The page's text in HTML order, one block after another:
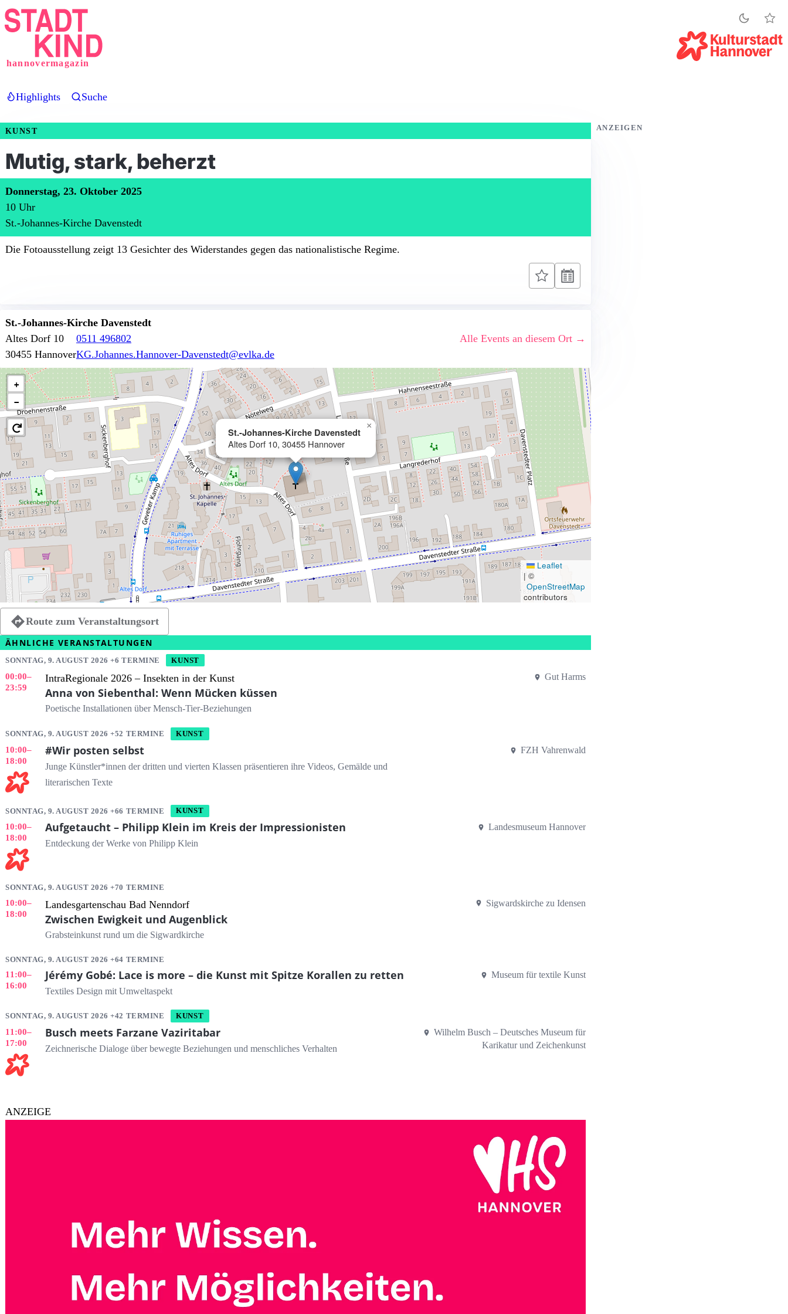
Direkt
zum
hannovermagazin
Highlights Suche
KUNST
Mutig, stark, beherzt
Donnerstag, 23. Oktober 2025
10 Uhr
St.-Johannes-Kirche Davenstedt
Die Fotoausstellung zeigt 13 Gesichter des Widerstandes gegen das nationalistische Regime.
St.-Johannes-Kirche Davenstedt
Altes Dorf 10
30455 Hannover
0511 496802
KG.Johannes.Hannover-Davenstedt@evlka.de
Alle Events an diesem Ort →
St.-Johannes-Kirche Davenstedt
Altes Dorf 10, 30455 Hannover
×
+
−
Leaflet
| ©
OpenStreetMap
contributors
Route zum Veranstaltungsort
ÄHNLICHE VERANSTALTUNGEN
SONNTAG, 9. AUGUST 2026 +6 TERMINE KUNST
00:00–
23:59
IntraRegionale 2026 – Insekten in der Kunst
Anna von Siebenthal: Wenn Mücken küssen
Poetische Installationen über Mensch-Tier-Beziehungen
Gut Harms
SONNTAG, 9. AUGUST 2026 +52 TERMINE KUNST
10:00–
18:00
#Wir posten selbst
Junge Künstler*innen der dritten und vierten Klassen präsentieren ihre Videos, Gemälde und
literarischen Texte
FZH Vahrenwald
SONNTAG, 9. AUGUST 2026 +66 TERMINE KUNST
10:00–
18:00
Aufgetaucht – Philipp Klein im Kreis der Impressionisten
Entdeckung der Werke von Philipp Klein
Landesmuseum Hannover
SONNTAG, 9. AUGUST 2026 +70 TERMINE
10:00–
18:00
Landesgartenschau Bad Nenndorf
Zwischen Ewigkeit und Augenblick
Grabsteinkunst rund um die Sigwardkirche
Sigwardskirche zu Idensen
SONNTAG, 9. AUGUST 2026 +64 TERMINE
11:00–
16:00
Jérémy Gobé: Lace is more – die Kunst mit Spitze Korallen zu retten
Textiles Design mit Umweltaspekt
Museum für textile Kunst
SONNTAG, 9. AUGUST 2026 +42 TERMINE KUNST
11:00–
17:00
Busch meets Farzane Vaziritabar
Zeichnerische Dialoge über bewegte Beziehungen und menschliches Verhalten
Wilhelm Busch – Deutsches Museum für
Karikatur und Zeichenkunst
ANZEIGE
ANZEIGEN